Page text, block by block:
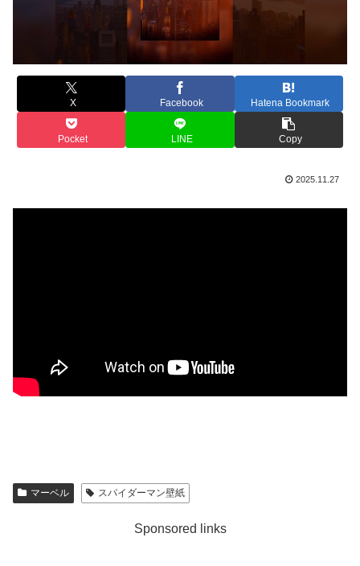
X Facebook Hatena Bookmark
Pocket LINE Copy
2025.11.27
マーベル スパイダーマン壁紙
Sponsored links